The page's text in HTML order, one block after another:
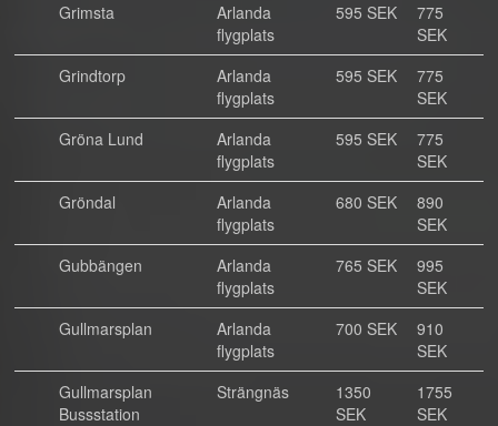
Grimsta
Arlanda
flygplats
595 SEK
775
SEK
Grindtorp
Arlanda
flygplats
595 SEK
775
SEK
Gröna Lund
Arlanda
flygplats
595 SEK
775
SEK
Gröndal
Arlanda
flygplats
680 SEK
890
SEK
Gubbängen
Arlanda
flygplats
765 SEK
995
SEK
Gullmarsplan
Arlanda
flygplats
700 SEK
910
SEK
Gullmarsplan
Bussstation
Strängnäs
1350
SEK
1755
SEK